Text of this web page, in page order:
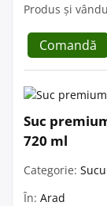
Produs și
Comandă
Suc
720 ml
Categorie:
În: Arad